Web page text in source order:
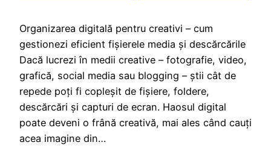
Organizarea digitală pentru creativi – cum
gestionezi eficient fișierele media și descărcările
Dacă lucrezi în medii creative – fotografie, video,
grafică, social media sau blogging – știi cât de
repede poți fi copleșit de fișiere, foldere,
descărcări și capturi de ecran. Haosul digital
poate deveni o frână creativă, mai ales când cauți
acea imagine din…